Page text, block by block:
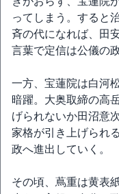
ってしまう。すると
斉の代になれば、田
言葉で定信は公儀の
一方、宝蓮院は白河
暗躍。大奥取締の高
げられないか田沼意
家格が引き上げられ
政へ進出していく。
その頃、蔦重は黄表